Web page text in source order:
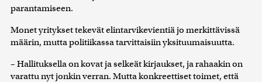
parantamiseen.
Monet yritykset tekevät elintarvikevientiä jo merkittävissä
määrin, mutta politiikassa tarvittaisiin yksituumaisuutta.
– Hallituksella on kovat ja selkeät kirjaukset, ja rahaakin on
varattu nyt jonkin verran. Mutta konkreettiset toimet, että